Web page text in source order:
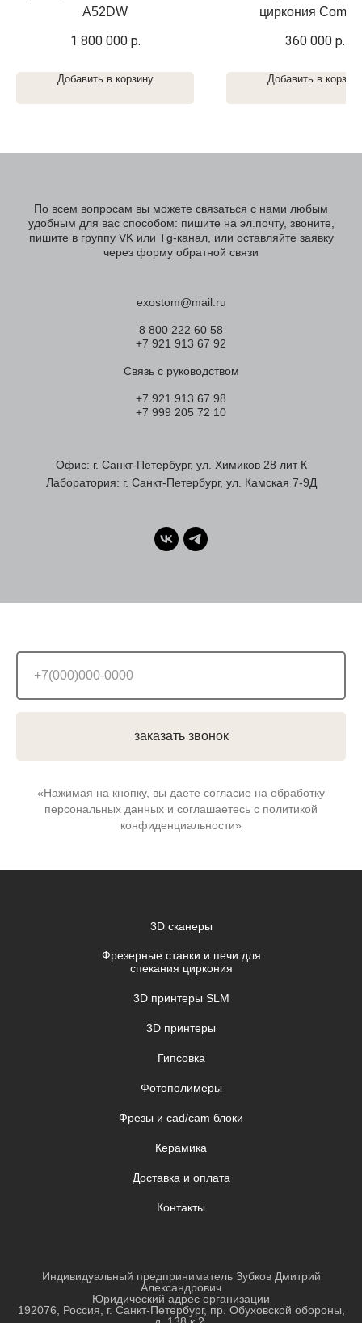
А52DW
1 800 000 р.
Добавить в корзину
циркония
360 000 р.
Добавить в
По всем вопросам вы можете связаться с нами любым
удобным для вас способом: пишите на эл.почту, звоните,
пишите в группу VK или Tg-канал, или оставляйте заявку
через форму обратной связи
exostom@mail.ru
8 800 222 60 58
+7 921 913 67 92
Связь с руководством
+7 921 913 67 98
+7 999 205 72 10
Офис: г. Санкт-Петербург, ул. Химиков 28 лит К
Лаборатория: г. Санкт-Петербург, ул. Камская 7-9Д
заказать звонок
«Нажимая на кнопку, вы даете согласие на обработку
персональных данных и соглашаетесь c политикой
конфиденциальности»
3D сканеры
Фрезерные станки и печи для
спекания циркония
3D принтеры SLM
3D принтеры
Гипсовка
Фотополимеры
Фрезы и cad/cam блоки
Керамика
Доставка и оплата
Контакты
Индивидуальный предприниматель Зубков Дмитрий
Александрович
Юридический адрес организации
192076, Россия, г. Санкт-Петербург, пр. Обуховской обороны,